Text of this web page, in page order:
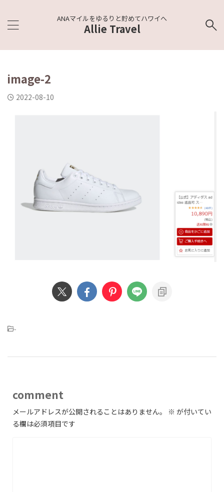
ANAマイルをゆるりと貯めてハワイへ
Allie Travel
image-2
2022-08-10
-
comment
メールアドレスが公開されることはありません。 ※ が付いてい
る欄は必須項目です